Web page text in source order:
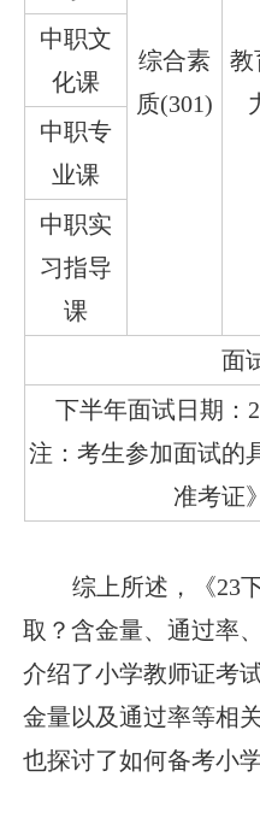
综合素
质(301)
教
中职文
化课
中职专
业课
中职实
习指导
课
面
下半年面试日期：
注：考生参加面试的
准考证
综上所述，《23
取？含金量、通过率
介绍了小学教师证考
金量以及通过率等相
也探讨了如何备考小